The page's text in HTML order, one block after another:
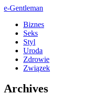
e-Gentleman
Biznes
Seks
Styl
Uroda
Zdrowie
Związek
Archives